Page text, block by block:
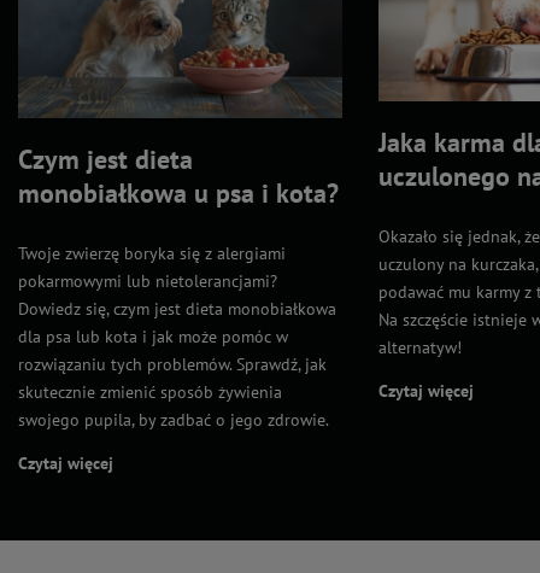
Czym jest dieta
monobiałkowa u psa i kota?
Twoje zwierzę boryka się z alergiami
pokarmowymi lub nietolerancjami?
Dowiedz się, czym jest dieta monobiałkowa
dla psa lub kota i jak może pomóc w
rozwiązaniu tych problemów. Sprawdź, jak
skutecznie zmienić sposób żywienia
swojego pupila, by zadbać o jego zdrowie.
Czytaj więcej
Jaka karma
uczulonego
Okazało się jednak,
uczulony na
podawać mu karmy z
Na szczęście istnieje
alternatyw!
Czytaj więcej